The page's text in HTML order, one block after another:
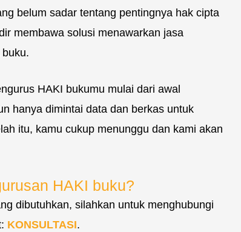
belum sadar tentang pentingnya hak cipta
membawa solusi menawarkan jasa
HAKI bukumu mulai dari awal
hanya dimintai data dan berkas untuk
itu, kamu cukup menunggu dan kami akan
HAKI buku?
dibutuhkan, silahkan untuk menghubungi
KONSULTASI.